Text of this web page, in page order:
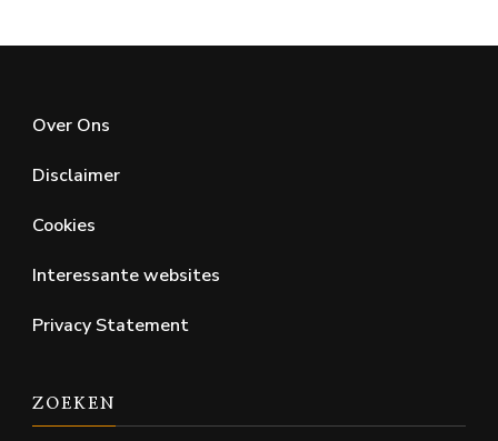
Over Ons
Disclaimer
Cookies
Interessante websites
Privacy Statement
ZOEKEN